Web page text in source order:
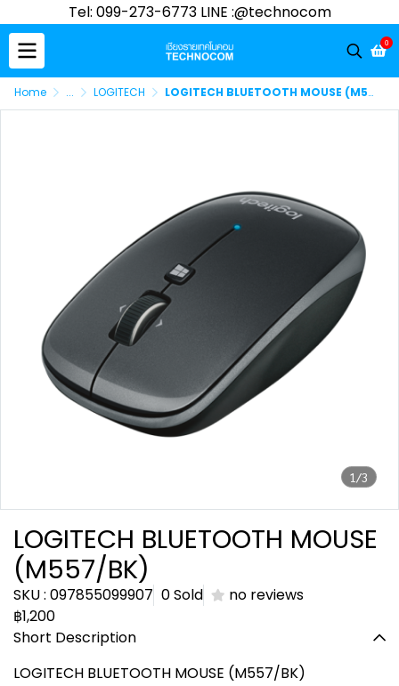
Tel: 099-273-6773 LINE :@technocom
0
Home ... LOGITECH LOGITECH BLUETOOTH MOUSE (M557/BK)
1/3
LOGITECH BLUETOOTH MOUSE
(M557/BK)
SKU : 097855099907 0 Sold
no reviews
฿1,200
Short Description
LOGITECH BLUETOOTH MOUSE (M557/BK)